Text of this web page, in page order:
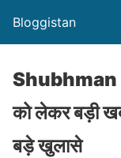
Bloggistan
Shubhman
को लेकर बड़ी
बड़े खुलासे